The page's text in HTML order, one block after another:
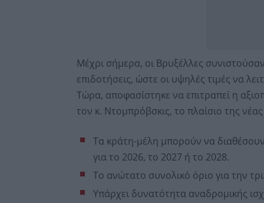
Μέχρι σήμερα, οι Βρυξέλλες
επιδοτήσεις, ώστε οι υψηλές τιμές να
Τώρα, αποφασίστηκε να επιτραπεί η
τον κ. Ντομπρόβσκις, το πλαίσιο της
Τα κράτη-μέλη μπορούν να
για το 2026, το 2027 ή το 2028.
Το ανώτατο συνολικό όριο για την
Υπάρχει δυνατότητα αναδρομικής